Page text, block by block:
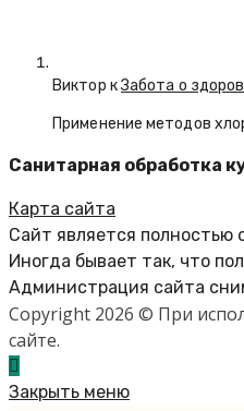
Виктор кЗабота о
Применение методов
Санитарная обработка
Карта сайта
Сайт является полностью
Иногда бывает так, что
Администрация сайта
Copyright 2026 © При
сайте.
Закрыть меню